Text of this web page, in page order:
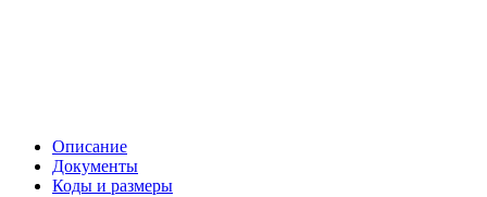
Описание
Документы
Коды и размеры